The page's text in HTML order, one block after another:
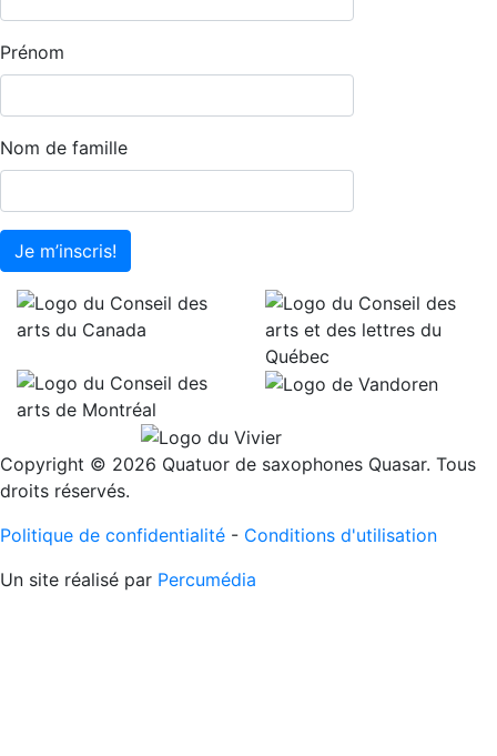
Prénom
Nom de famille
Je m’inscris!
Copyright © 2026 Quatuor de saxophones Quasar. Tous
droits réservés.
Politique de confidentialité - Conditions d'utilisation
Un site réalisé par Percumédia